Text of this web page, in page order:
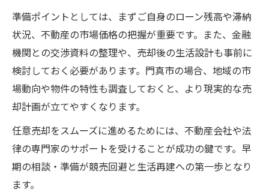
準備ポイントとしては、まずご自身のローン残高や滞納
状況、不動産の市場価格の把握が重要です。また、金融
機関との交渉資料の整理や、売却後の生活設計も事前に
検討しておく必要があります。門真市の場合、地域の市
場動向や物件の特性も調査しておくと、より現実的な売
却計画が立てやすくなります。
任意売却をスムーズに進めるためには、不動産会社や法
律の専門家のサポートを受けることが成功の鍵です。早
期の相談・準備が競売回避と生活再建への第一歩となり
ます。